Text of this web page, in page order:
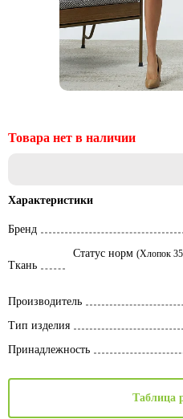
Характеристики
Бренд
Ткань
Статус норм (Хлопок
Производитель
Тип изделия
Принадлежность
Таблица